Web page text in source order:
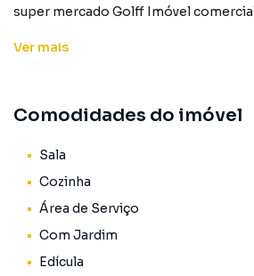
super mercado Golff Imóvel
Ver mais
Comodidades do imóvel
Sala
Cozinha
Área de Serviço
Com Jardim
Edícula